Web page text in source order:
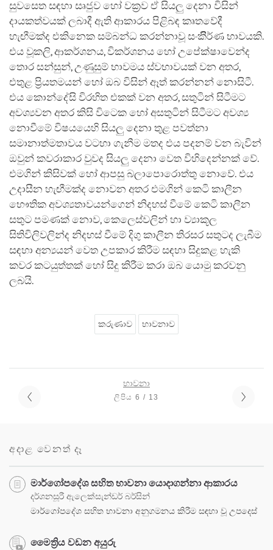
සුවසෙත සඳහා සෘජුව හෝ වක්‍රව ඒ සියලු දෙනා විසින්
දායකත්වයක් ලබාදී ඇති ආකාරය පිළිබඳ කෘතවේදී
හැඟීමක්ද එකිනෙක සම්බන්ධ කරන්නාවූ සංකීිර්ණ භාවයකි.
එය වූකලි, ආකර්ශනය, විකර්ශනය හෝ උපේක්ෂාවෙන්ද
තොර සන්සුන්, උණුසුම් භාවමය ස්වභාවයක් වන අතර,
එතුළ ප්‍රියතමයන් හෝ ඔබ විසින් ඈත් කරන්නන් නොසිටී.
එය කොන්දේසි විරහිත එකක් වන අතර, සතුටින් සිටීමට
අවශ්‍යවන අතර කිසි විටෙක හෝ අසතුටින් සිටීමට අවශ්‍ය
නොවීමේ විෂයයෙහි සියලු දෙනා තුළ පවත්නා
සමානාත්මතාවය වටහා ගැනීම මතද එය පදනම් වන බැවින්
ඔවුන් කවරාකාර වුවද සියලු දෙනා වෙත විහිදෙන්නක් වේ.
එමගින් කිසිවක් හෝ ආපසු බලාපො‍රොත්තු නොවේ. එය
උදාසීන හැඟීමක්ද නොවන අතර එමගින් කෙටි කාලීන
භෞතික අවශ්‍යතාවයන්ගෙන් නිදහස් වීමේ කෙටි කාලීන
සතුට පමණක් නොව, කෙලෙස්වලින් හා ව්‍යාකූල
සිතිවිලිවලින්ද නිදහස් වීමේ දිගු කාලීන තිරසර සතුටද ලැබීම
සඳහා අන්‍යයන් වෙත උපකාර කිරීම සඳහා සිදුකළ හැකි
කවර කටයුත්තක් හෝ සිදු කිරීම කරා ඔබ යොමු කරවනු
ලබයි.
කරුණාව භාවනාව
භාවනා
ලිපිය 6 / 13
අදාළ වෙනත් දෑ
මාර්ගෝපදේශ සහිත භාවනා යොදාගන්නා ආකාරය
දර්ශනසූරී ඇලෙක්සැන්ඩර් බර්සින්
මාර්ගෝපදේශ සහිත භාවනා අනුගමනය කිරීම සඳහා වූ උපදෙස්
මෛත්‍රිය වඩන අයුරු